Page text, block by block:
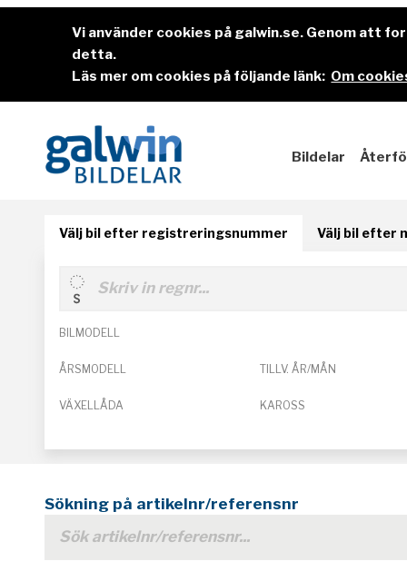
Vi använder cookies på galwin.se. Genom att
detta.
Läs mer om cookies på följande länk: Om
Bildelar
Välj bil efter registreringsnummer Välj bil efter
BILMODELL
ÅRSMODELL TILLV. ÅR/MÅN
VÄXELLÅDA KAROSS
Sökning på artikelnr/referensnr